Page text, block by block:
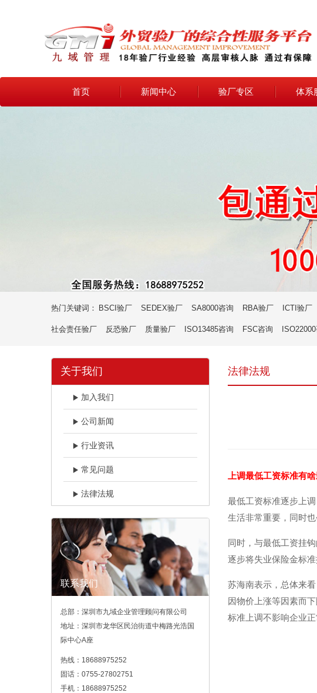
首页 新闻中心 验厂专区 体系
热门关键词： BSCI验厂 SEDEX验厂 SA8000咨询 RBA验厂 ICTI验厂
社会责任验厂 反恐验厂 质量验厂 ISO13485咨询 FSC咨询
关于我们
加入我们
公司新闻
行业资讯
常见问题
法律法规
联系我们
总部：深圳市九域企业管理顾问有限公司
地址：深圳市龙华区民治街道中梅路光浩国
际中心A座
热线：18688975252
固话：0755-27802751
手机：18688975252
法律法规
上调最低工资标准有
最低工资标准逐步上
生活非常重要，同时
同时，与最低工资挂
逐步将失业保险金标
苏海南表示，总体来
因物价上涨等因素而
标准上调不影响企业